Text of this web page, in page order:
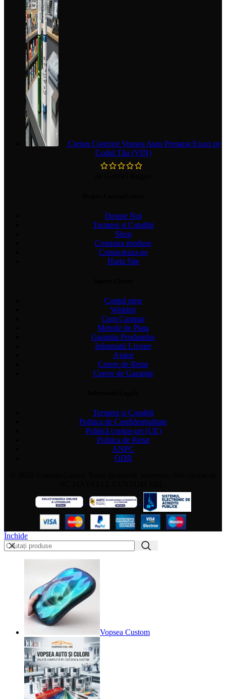
Creion Corector Vopsea Auto Preparat Exact pe
Codul Tău (VIN)
Despre Noi
Termeni și Condiții
Shop
Compara produse
Contacteaza-ne
Harta Site
Contul meu
Wishlist
Cum Cumpar
Metode de Plata
Garantia Produselor
Informatii Livrare
Ajutor
Cerere de Retur
Cerere de Garanție
Termeni și Condiții
Politica de Confidențialitate
Politică cookie-uri (UE)
Politica de Retur
ANPC
ODR
Închide
Vopsea Custom